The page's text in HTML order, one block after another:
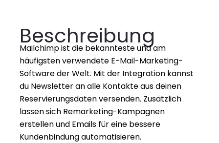
Beschreibung
Mailchimp ist die bekannteste und am
häufigsten verwendete E-Mail-Marketing-
Software der Welt. Mit der Integration kannst
du Newsletter an alle Kontakte aus deinen
Reservierungsdaten versenden. Zusätzlich
lassen sich Remarketing-Kampagnen
erstellen und Emails für eine bessere
Kundenbindung automatisieren.